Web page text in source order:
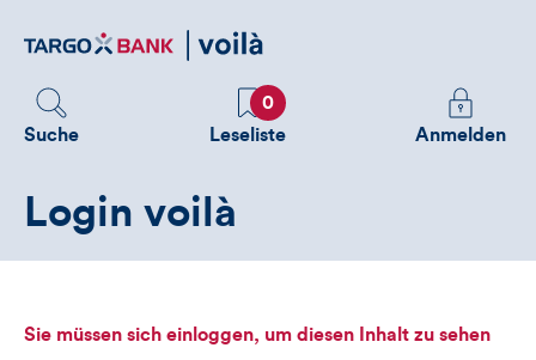
zum
Suche
Favoriten
0
Leseliste
Melden
Sie
sehen
Anmelden
Login voilà
Sie müssen sich einloggen, um diesen Inhalt zu sehen